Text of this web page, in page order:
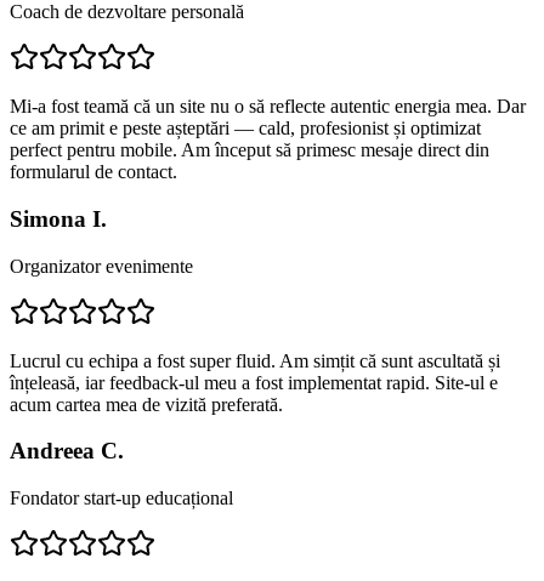
Coach de dezvoltare personală
Mi-a fost teamă că un site nu o să reflecte autentic energia mea. Dar
ce am primit e peste așteptări — cald, profesionist și optimizat
perfect pentru mobile. Am început să primesc mesaje direct din
formularul de contact.
Simona I.
Organizator evenimente
Lucrul cu echipa a fost super fluid. Am simțit că sunt ascultată și
înțeleasă, iar feedback-ul meu a fost implementat rapid. Site-ul e
acum cartea mea de vizită preferată.
Andreea C.
Fondator start-up educațional